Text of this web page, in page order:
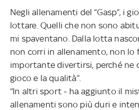
Negli allenamenti del “Gasp”, i
lottare. Quelli che non sono
mi spaventano. Dalla lotta
non corri in allenamento, non lo
importante divertirsi, perché ne
gioco e la qualità”.
“In altri sport - ha aggiunto il
allenamenti sono più duri e